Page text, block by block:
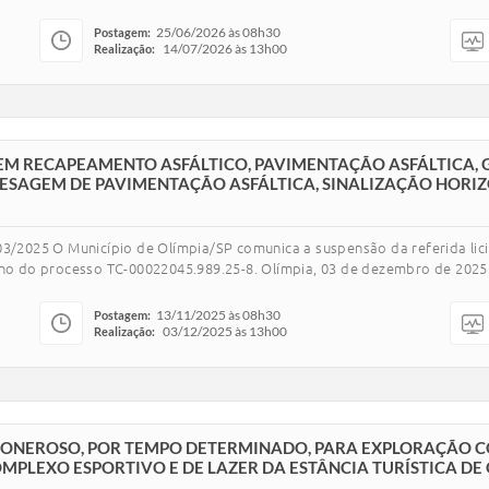
Postagem: 25/06/2026 às 08h30
Realização: 14/07/2026 às 13h00
RECAPEAMENTO ASFÁLTICO, PAVIMENTAÇÃO ASFÁLTICA,
DE PAVIMENTAÇÃO ASFÁLTICA, SINALIZAÇÃO
2025 O Município de Olímpia/SP comunica a suspensão da referida
do processo TC-00022045.989.25-8. Olímpia, 03 de dezembro de
Postagem: 13/11/2025 às 08h30
Realização: 03/12/2025 às 13h00
POR TEMPO DETERMINADO, PARA EXPLORAÇÃO
ESPORTIVO E DE LAZER DA ESTÂNCIA TURÍSTICA